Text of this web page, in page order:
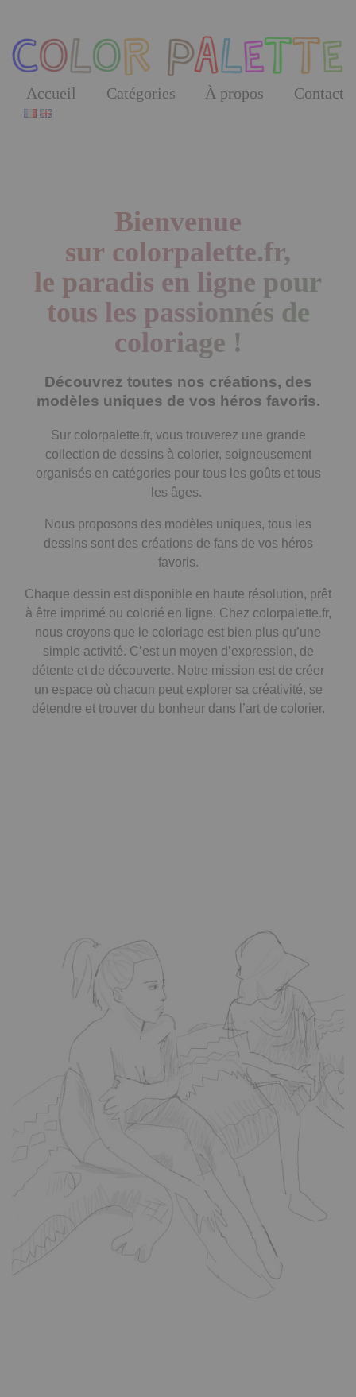
the
content
Accueil Catégories À propos Contact
Bienvenue
sur colorpalette.fr,
le paradis en ligne pour
tous les passionnés de
coloriage !
Découvrez toutes nos créations, des
modèles uniques de vos héros favoris.
Sur colorpalette.fr, vous trouverez une grande
collection de dessins à colorier, soigneusement
organisés en catégories pour tous les goûts et tous
les âges.
Nous proposons des modèles uniques, tous les
dessins sont des créations de fans de vos héros
favoris.
Chaque dessin est disponible en haute résolution, prêt
à être imprimé ou colorié en ligne. Chez colorpalette.fr,
nous croyons que le coloriage est bien plus qu’une
simple activité. C’est un moyen d’expression, de
détente et de découverte. Notre mission est de créer
un espace où chacun peut explorer sa créativité, se
détendre et trouver du bonheur dans l’art de colorier.